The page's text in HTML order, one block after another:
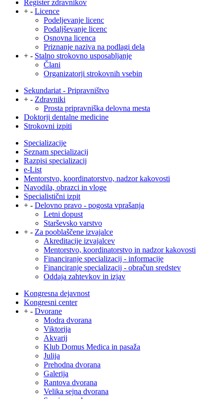
Register zdravnikov
+ - Licence
Podeljevanje licenc
Podaljševanje licenc
Osnovna licenca
Priznanje naziva na podlagi dela
+ - Stalno strokovno usposabljanje
Člani
Organizatorji strokovnih vsebin
Sekundariat - Pripravništvo
+ - Zdravniki
Prosta pripravniška delovna mesta
Doktorji dentalne medicine
Strokovni izpiti
Specializacije
Seznam specializacij
Razpisi specializacij
e-List
Mentorstvo, koordinatorstvo, nadzor kakovosti
Navodila, obrazci in vloge
Specialistični izpit
+ - Delovno pravo - pogosta vprašanja
Letni dopust
Starševsko varstvo
+ - Za pooblaščene izvajalce
Akreditacije izvajalcev
Mentorstvo, koordinatorstvo in nadzor kakovosti
Financiranje specializacij - informacije
Financiranje specializacij - obračun sredstev
Oddaja zahtevkov in izjav
Kongresna dejavnost
Kongresni center
+ - Dvorane
Modra dvorana
Viktorija
Akvarij
Klub Domus Medica in pasaža
Julija
Prehodna dvorana
Galerija
Rantova dvorana
Velika sejna dvorana